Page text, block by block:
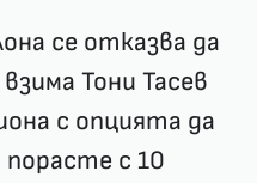
се отказва да
Тони Тасев
с опцията да
с 10